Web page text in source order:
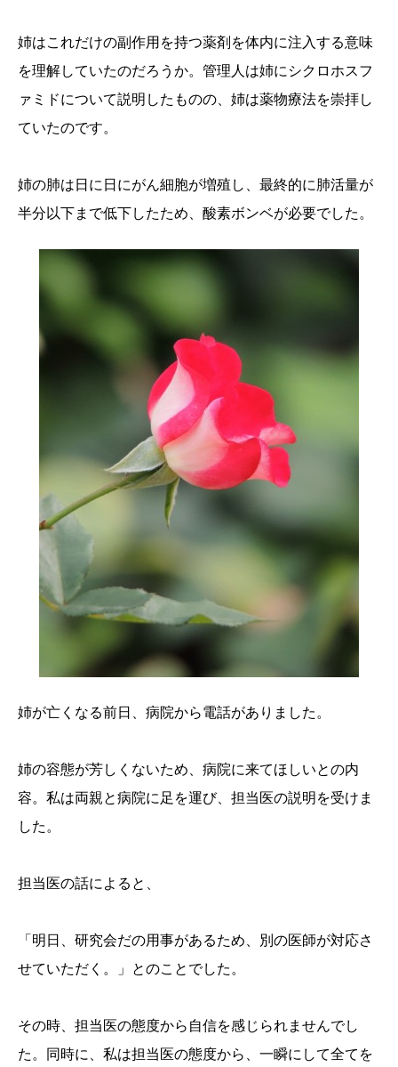
姉はこれだけの副作用を持つ薬剤を体内に注入する意味
を理解していたのだろうか。管理人は姉にシクロホスフ
ァミドについて説明したものの、姉は薬物療法を崇拝し
ていたのです。
姉の肺は日に日にがん細胞が増殖し、最終的に肺活量が
半分以下まで低下したため、酸素ボンベが必要でした。
姉が亡くなる前日、病院から電話がありました。
姉の容態が芳しくないため、病院に来てほしいとの内
容。私は両親と病院に足を運び、担当医の説明を受けま
した。
担当医の話によると、
「明日、研究会だの用事があるため、別の医師が対応さ
せていただく。」とのことでした。
その時、担当医の態度から自信を感じられませんでし
た。同時に、私は担当医の態度から、一瞬にして全てを